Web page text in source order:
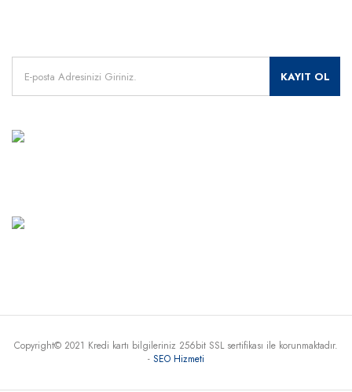
KAYIT OL
Copyright© 2021 Kredi kartı bilgileriniz 256bit SSL sertifikası ile korunmaktadır.
- SEO Hizmeti